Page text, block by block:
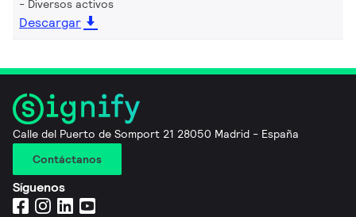
Diversos activos
Descargar
Calle del Puerto de Somport 21 28050 Madrid - España
Contáctanos
Síguenos